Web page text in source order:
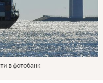
в фотобанк